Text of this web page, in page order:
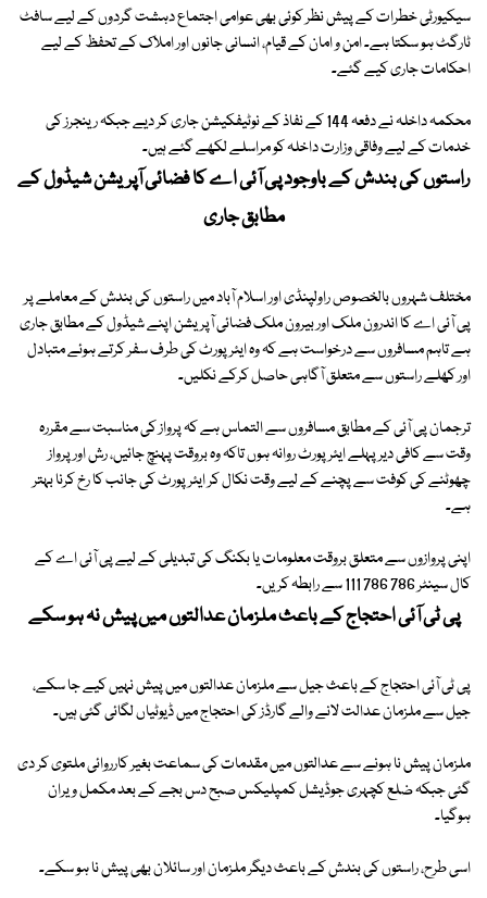
سیکیورٹی خطرات کے پیش نظر کوئی بھی عوامی اجتماع دہشت گردوں کے لیے سافٹ
ٹارگٹ ہو سکتا ہے۔ امن و امان کے قیام، انسانی جانوں اور املاک کے تحفظ کے لیے
احکامات جاری کیے گئے۔
محکمہ داخلہ نے دفعہ 144 کے نفاذ کے نوٹیفکیشن جاری کر دیے جبکہ رینجرز کی
خدمات کے لیے وفاقی وزارت داخلہ کو مراسلے لکھے گئے ہیں۔
راستوں کی بندش کے باوجود پی آئی اے کا فضائی آپریشن شیڈول کے
مطابق جاری
مختلف شہروں بالخصوص راولپنڈی اور اسلام آباد میں راستوں کی بندش کے معاملے پر
پی آئی اے کا اندرون ملک اور بیرون ملک فضائی آپریشن اپنے شیڈول کے مطابق جاری
ہے تاہم مسافروں سے درخواست ہے کہ وہ ایئرپورٹ کی طرف سفر کرتے ہوئے متبادل
اور کھلے راستوں سے متعلق آگاہی حاصل کرکے نکلیں۔
ترجمان پی آئی کے مطابق مسافروں سے التماس ہے کہ پرواز کی مناسبت سے مقررہ
وقت سے کافی دیر پہلے ایئرپورٹ روانہ ہوں تاکہ وہ بروقت پہنچ جائیں، رش اور پرواز
چھوٹنے کی کوفت سے پچنے کے لیے وقت نکال کر ایئرپورٹ کی جانب کا رخ کرنا بہتر
ہے۔
اپنی پروازوں سے متعلق بروقت معلومات یا بکنگ کی تبدیلی کے لیے پی آئی اے کے
کال سینٹر 786 786 111 سے رابطہ کریں۔
پی ٹی آئی احتجاج کے باعث ملزمان عدالتوں میں پیش نہ ہو سکے
پی ٹی آئی احتجاج کے باعث جیل سے ملزمان عدالتوں میں پیش نہیں کیے جا سکے،
جیل سے ملزمان عدالت لانے والے گارڈز کی احتجاج میں ڈیوٹیاں لگائی گئی ہیں۔
ملزمان پیش نا ہونے سے عدالتوں میں مقدمات کی سماعت بغیر کارروائی ملتوی کر دی
گئی جبکہ ضلع کچہری جوڈیشل کمپلیکس صبح دس بجے کے بعد مکمل ویران
ہوگیا۔
اسی طرح، راستوں کی بندش کے باعث دیگر ملزمان اور سائلان بھی پیش نا ہو سکے۔